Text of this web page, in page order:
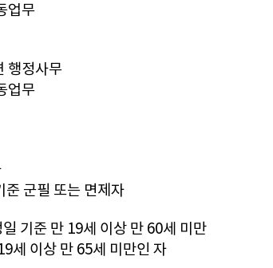
업무
행정사무
업무
군필 또는 면제자
기준 만 19세 이상 만 60세 미만
세 이상 만 65세 미만인 자